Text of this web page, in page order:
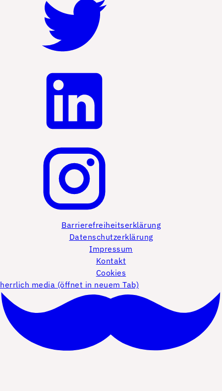
Barrierefreiheitserklärung
Datenschutzerklärung
Impressum
Kontakt
Cookies
herrlich media (öffnet in neuem Tab)